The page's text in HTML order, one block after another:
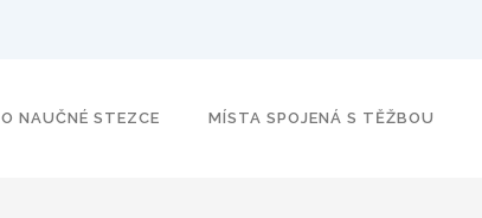
O NAUČNÉ STEZCE MÍSTA SPOJENÁ S TĚŽBOU